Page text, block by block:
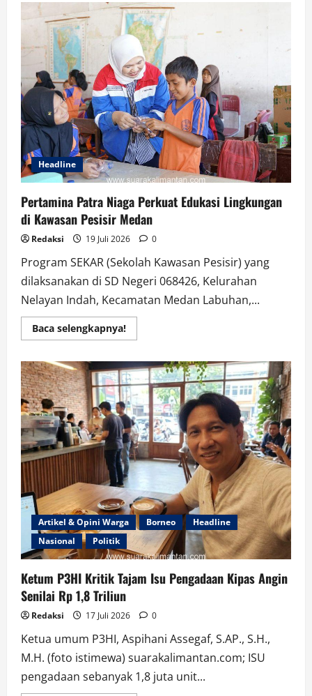
Febrie
Adriansyah,
ReJO
Minta
Hormati
Proses
Hukum
dan
Tak
Kedepankan
Opini
di
Luar
Persidangan
Headline
Pertamina Patra Niaga Perkuat Edukasi Lingkungan
di Kawasan Pesisir Medan
Redaksi 19 Juli 2026 0
Program SEKAR (Sekolah Kawasan Pesisir) yang
dilaksanakan di SD Negeri 068426, Kelurahan
Nelayan Indah, Kecamatan Medan Labuhan,...
Baca selengkapnya!Read
more
Patra
Niaga
Perkuat
Edukasi
Lingkungan
di
Kawasan
Pesisir
Medan
Artikel & Opini Warga Borneo
Headline
Nasional
Politik
Ketum P3HI Kritik Tajam Isu Pengadaan Kipas Angin
Senilai Rp 1,8 Triliun
Redaksi 17 Juli 2026 0
Ketua umum P3HI, Aspihani Assegaf, S.AP., S.H.,
M.H. (foto istimewa) suarakalimantan.com; ISU
pengadaan sebanyak 1,8 juta unit...